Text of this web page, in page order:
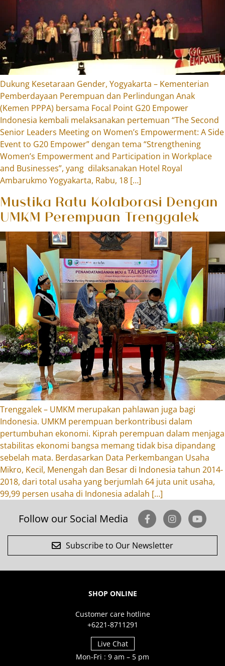
Dukung Kesetaraan Gender, Yogyakarta – Kementerian
Pemberdayaan Perempuan dan Perlindungan Anak
(Kemen PPPA) bersama Focal Point G20 Empower
Indonesia kembali melaksanakan pertemuan “The Second
Senior Leaders Meeting on Women’s Empowerment: A Side
Event to G20 Empower” dengan tema “Strengthening
Women’s Empowerment and Participation in Workplace
and Businesses”, yang dilaksanakan Hotel Royal
Ambarukmo Yogyakarta, Rabu, 18 […]
Mustika Ratu Kolaborasi Dengan
UMKM Perempuan Trenggalek
Trenggalek – UMKM merupakan pahlawan juga bagi
Indonesia. UMKM perempuan berkontribusi dalam
pertumbuhan ekonomi. Kiprah perempuan dalam menjaga
stabilitas ekonomi bangsa memang tidak bisa dipandang
sebelah mata. Berdasarkan Data Perkembangan Usaha
Mikro, Kecil, Menengah dan Besar di Indonesia tahun 2014-
2018, dari total usaha yang berjumlah 64 juta unit usaha,
99,99 persen usaha di Indonesia adalah […]
Follow our Social Media
Subscribe to Our Newsletter
SHOP ONLINE
Customer care hotline
+6221-8711291
Live Chat
Mon-Fri : 9 am – 5 pm